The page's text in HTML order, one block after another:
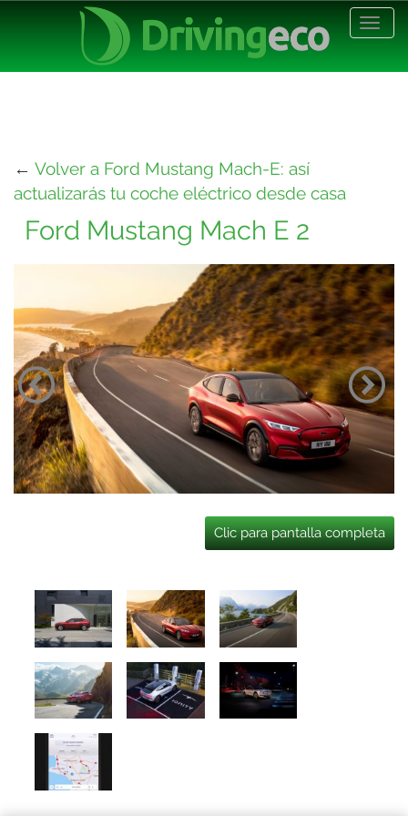
← Volver a Ford Mustang Mach-E: así
actualizarás tu coche eléctrico desde casa
Ford Mustang Mach E 2
Clic para pantalla completa